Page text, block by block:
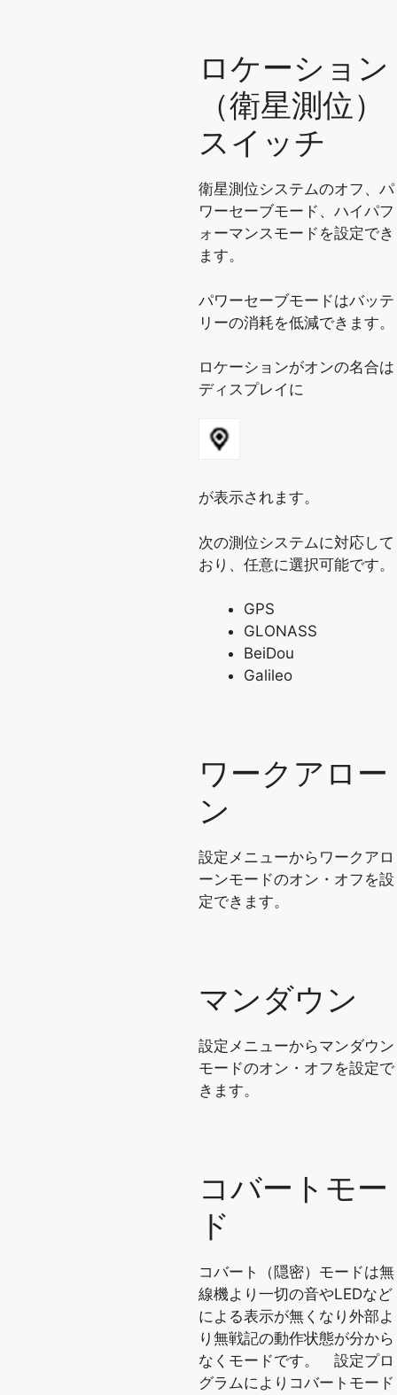
ロケーション
（衛星測位）
スイッチ
衛星測位システムのオフ、パ
ワーセーブモード、ハイパフ
ォーマンスモードを設定でき
ます。
パワーセーブモードはバッテ
リーの消耗を低減できます。
ロケーションがオンの名合は
ディスプレイに
が表示されます。
次の測位システムに対応して
おり、任意に選択可能です。
GPS
GLONASS
BeiDou
Galileo
ワークアロー
ン
設定メニューからワークアロ
ーンモードのオン・オフを設
定できます。
マンダウン
設定メニューからマンダウン
モードのオン・オフを設定で
きます。
コバートモー
ド
コバート（隠密）モードは無
線機より一切の音やLEDなど
による表示が無くなり外部よ
り無戦記の動作状態が分から
なくモードです。 設定プロ
グラムによりコバートモード